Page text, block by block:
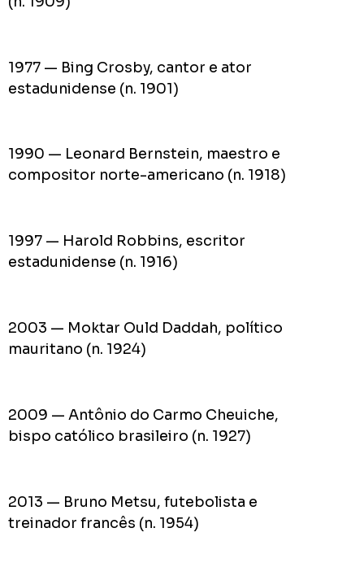
1977 — Bing Crosby, cantor e ator
estadunidense (n. 1901)
1990 — Leonard Bernstein, maestro e
compositor norte-americano (n. 1918)
1997 — Harold Robbins, escritor
estadunidense (n. 1916)
2003 — Moktar Ould Daddah, político
mauritano (n. 1924)
2009 — Antônio do Carmo Cheuiche,
bispo católico brasileiro (n. 1927)
2013 — Bruno Metsu, futebolista e
treinador francês (n. 1954)